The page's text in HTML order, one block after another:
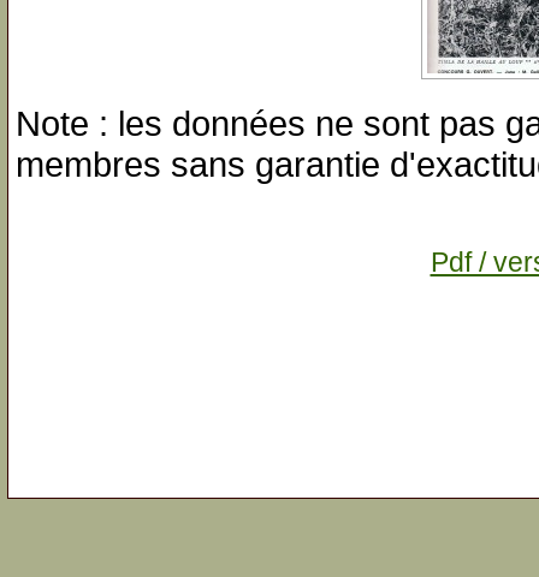
Note : les données ne sont pas
membres sans garantie
Pdf /